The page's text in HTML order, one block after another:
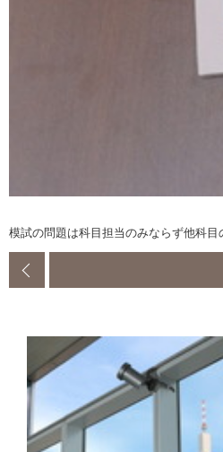
模試の問題は科目担当のみならず他科